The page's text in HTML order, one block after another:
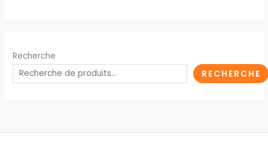
Recherche
RECHERCHE